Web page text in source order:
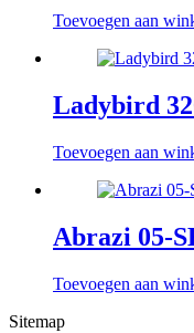
Toevoegen aan
Ladybird
Toevoegen aan
Abrazi 05-
Toevoegen aan
Sitemap